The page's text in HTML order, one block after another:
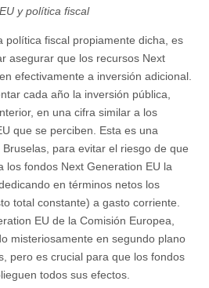
y política fiscal
política fiscal propiamente dicha, es
asegurar que los recursos Next
efectivamente a inversión adicional.
cada año la inversión pública,
en una cifra similar a los
que se perciben. Esta es una
para evitar el riesgo de que
los fondos Next Generation EU la
en términos netos los
total constante) a gasto corriente.
EU de la Comisión Europea,
misteriosamente en segundo plano
pero es crucial para que los fondos
todos sus efectos.